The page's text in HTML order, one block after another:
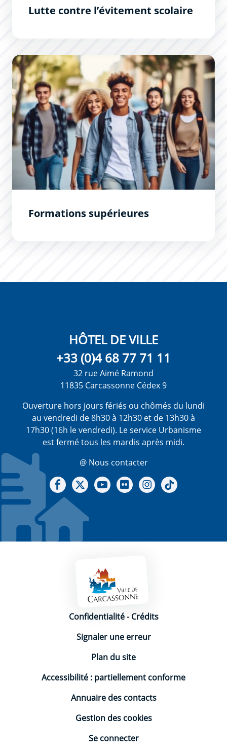
Lutte contre l’évitement scolaire
Formations supérieures
Formations supérieures
HÔTEL DE VILLE
+33 (0)4 68 77 71 11
32 rue Aimé Ramond
11835 Carcassonne Cédex 9
Ouverture hors jours fériés ou chômés du lundi
au vendredi de 8h30 à 12h30 et de 13h30 à
17h30 (16h le vendredi). Le service Urbanisme
est fermé tous les mardis après midi.
@ Nous contacter
Notre Facebook
Notre X - (twitter)
Notre chaine Youtube
Notre Gallerie sur Flickr
Notre Instagram
Mentions légales
Confidentialité-Crédits
Signaler une erreur
Plan du site
Accessibilité : partiellement conforme
Annuaire des contacts
Gestion des cookies
Se connecter